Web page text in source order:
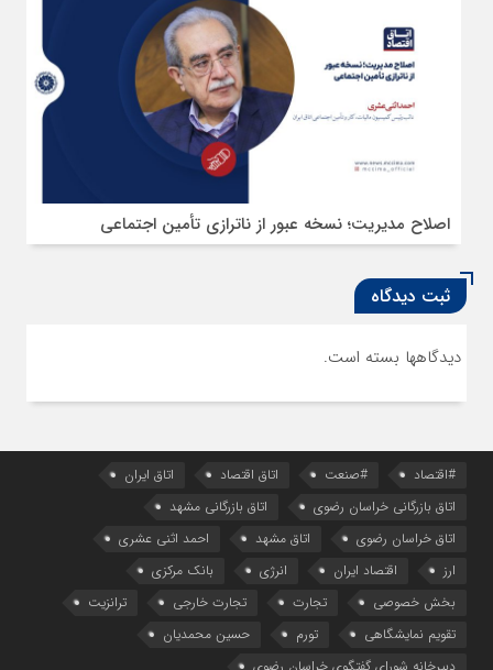
اصلاح مدیریت؛ نسخه عبور از ناترازی تأمین اجتماعی
ثبت دیدگاه
دیدگاهها بسته است.
#اقتصاد #صنعت اتاق اقتصاد
اتاق ایران
اتاق بازرگانی خراسان رضوی
اتاق بازرگانی مشهد
اتاق خراسان رضوی
اتاق مشهد
احمد اثنی عشری
ارز
اقتصاد ایران انرژی
بانک مرکزی
بخش خصوصی
تجارت تجارت خارجی
ترانزیت
تقویم نمایشگاهی
تورم
حسین محمدیان